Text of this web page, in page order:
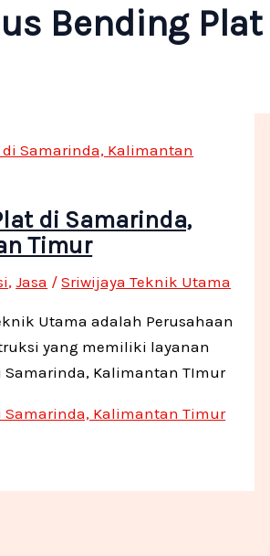
Bending Plat
di Samarinda,
Timur
,Jasa /Sriwijaya Teknik Utama
Utama adalah Perusahaan
yang memiliki layanan
Samarinda, Kalimantan TImur
Samarinda, Kalimantan Timur